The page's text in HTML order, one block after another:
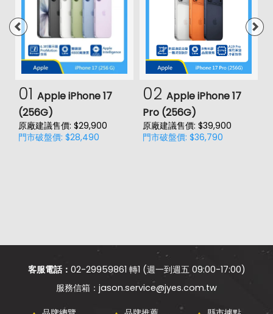
01 Apple iPhone 17
(256G)
原廠建議售價: $29,900
門市破盤價: $28,490
02 Apple iPhone 17
Pro (256G)
原廠建議售價: $39,900
門市破盤價: $36,790
客服電話： 02-29959861 轉1 (週一到週五 09:00-17:00)
jason.service@jyes.com.tw